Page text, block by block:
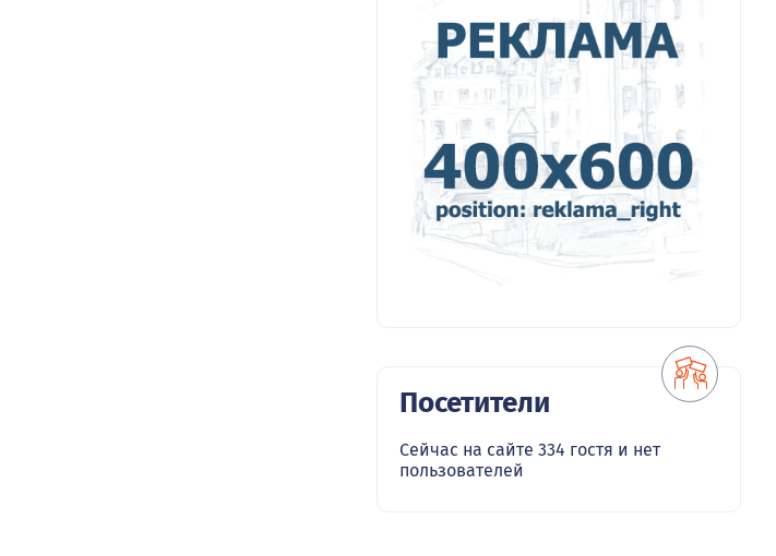
Посетители
Сейчас на сайте 334 гостя и нет
пользователей